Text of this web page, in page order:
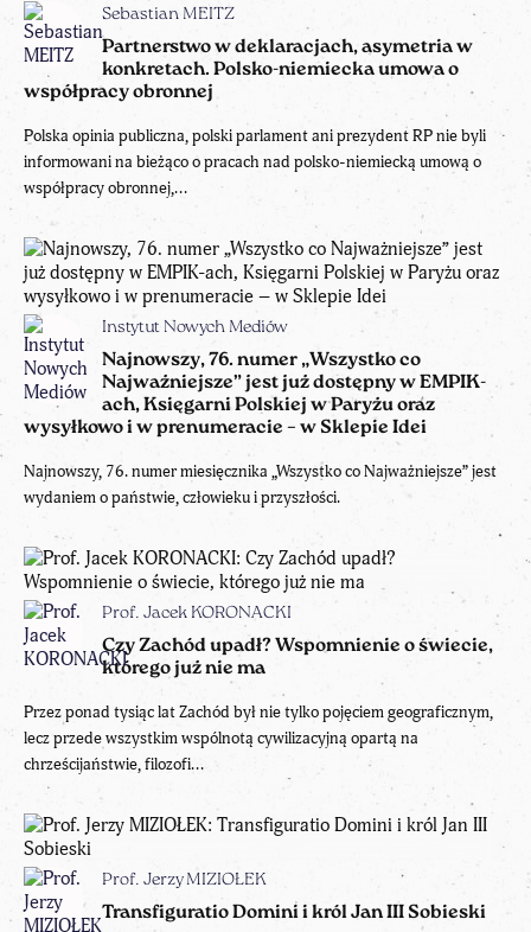
Sebastian MEITZ
Partnerstwo w deklaracjach, asymetria w
konkretach. Polsko-niemiecka umowa o
współpracy obronnej
Polska opinia publiczna, polski parlament ani prezydent RP nie byli
informowani na bieżąco o pracach nad polsko-niemiecką umową o
współpracy obronnej,...
Instytut Nowych Mediów
Najnowszy, 76. numer „Wszystko co
Najważniejsze” jest już dostępny w EMPIK-
ach, Księgarni Polskiej w Paryżu oraz
wysyłkowo i w prenumeracie – w Sklepie Idei
Najnowszy, 76. numer miesięcznika „Wszystko co Najważniejsze” jest
wydaniem o państwie, człowieku i przyszłości.
Prof. Jacek KORONACKI
Czy Zachód upadł? Wspomnienie o świecie,
którego już nie ma
Przez ponad tysiąc lat Zachód był nie tylko pojęciem geograficznym,
lecz przede wszystkim wspólnotą cywilizacyjną opartą na
chrześcijaństwie, filozofi...
Prof. Jerzy MIZIOŁEK
Transfiguratio Domini i król Jan III Sobieski